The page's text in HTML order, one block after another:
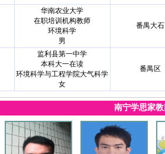
华南农业大学
在职培训机构教师
环境科学
男
番禺大石
监利县第一中学
本科大一在读
环境科学与工程学院大气科学
女
番禺区
南宁学思家